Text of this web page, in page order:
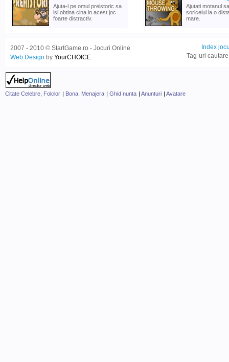
Ajuta-l pe omul preistoric sa
isi obtina cina in acest joc
foarte distractiv.
Ajutati motanul
soricelul la o
mare.
2007 - 2010 © StartGame.ro - Jocuri Online
Web Design by YourCHOICE
Index
Tag-uri
Citate Celebre, Folclor | Bona, Menajera | Ghid nunta | Anunturi | Avatare